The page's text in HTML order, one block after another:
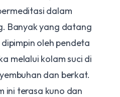
dalam
Banyak yang datang
dipimpin oleh pendeta
melalui kolam suci di
dan berkat.
ini terasa kuno dan